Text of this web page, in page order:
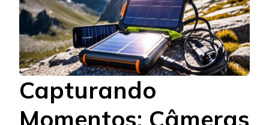
Capturando
Momentos: Câmeras